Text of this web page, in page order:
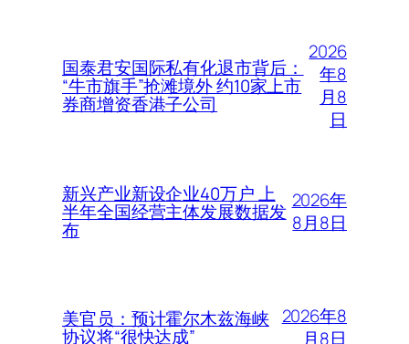
国泰君安国际私有化退市背后：
“牛市旗手”抢滩境外 约10家上市
券商增资香港子公司
2026
年8
月8
日
新兴产业新设企业40万户 上
半年全国经营主体发展数据发
布
2026年
8月8日
美官员：预计霍尔木兹海峡
协议将“很快达成”
2026年8
月8日